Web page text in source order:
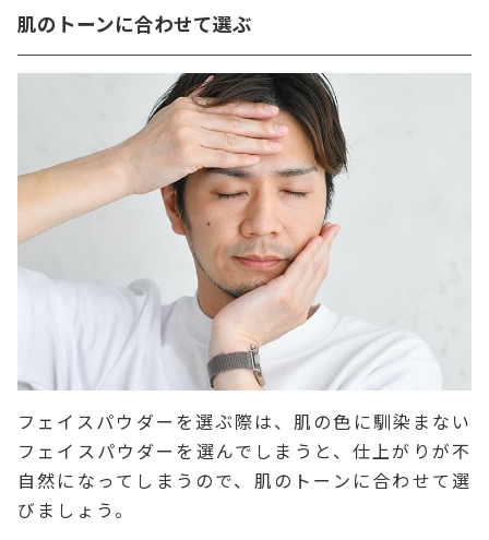
肌のトーンに合わせて選ぶ
フェイスパウダーを選ぶ際は、肌の色に馴染まない
フェイスパウダーを選んでしまうと、仕上がりが不
自然になってしまうので、肌のトーンに合わせて選
びましょう。